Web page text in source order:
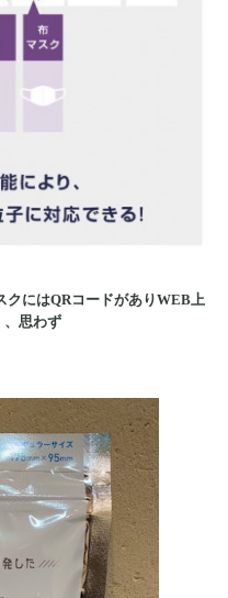
クにはQRコードがありWEB上
、思わず